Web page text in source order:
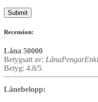
Recension:
Låna 50000
Betygsatt av:
Betyg: 4.8/5
Lånebelopp: